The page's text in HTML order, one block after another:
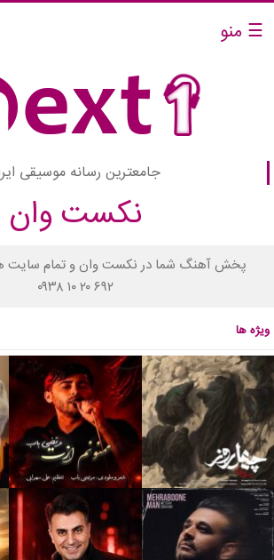
☰ منو
جامعترین رسانه موسیقی
نکست وان
پخش آهنگ شما در نکست وان و تمام سایت
۰۹۳۸ ۱۰ ۲۰ ۶۹۲
ویژه ها